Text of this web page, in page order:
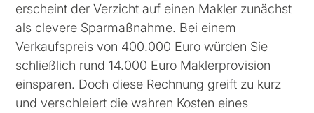
erscheint der Verzicht auf einen Makler zunächst
als clevere Sparmaßnahme. Bei einem
Verkaufspreis von 400.000 Euro würden Sie
schließlich rund 14.000 Euro Maklerprovision
einsparen. Doch diese Rechnung greift zu kurz
und verschleiert die wahren Kosten eines